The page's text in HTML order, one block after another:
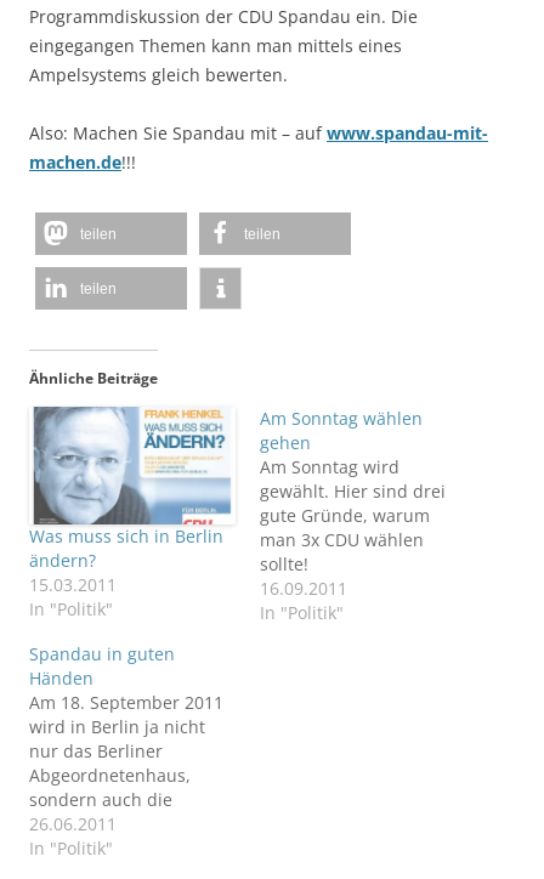
Programmdiskussion der CDU Spandau ein. Die
eingegangen Themen kann man mittels eines
Ampelsystems gleich bewerten.
Also: Machen Sie Spandau mit – aufwww.spandau-mit-
machen.de!!!
teilen teilen
teilen
Ähnliche Beiträge
Was muss sich in Berlin
ändern?
15.03.2011
In "Politik"
Am Sonntag wählen
gehen
Am Sonntag wird
gewählt. Hier sind drei
gute Gründe, warum
man 3x CDU wählen
sollte!
16.09.2011
In "Politik"
Spandau in guten
Händen
Am 18. September 2011
wird in Berlin ja nicht
nur das Berliner
Abgeordnetenhaus,
sondern auch die
Bezirksverordnetenversa
mmlung von Spandau
26.06.2011
In "Politik"